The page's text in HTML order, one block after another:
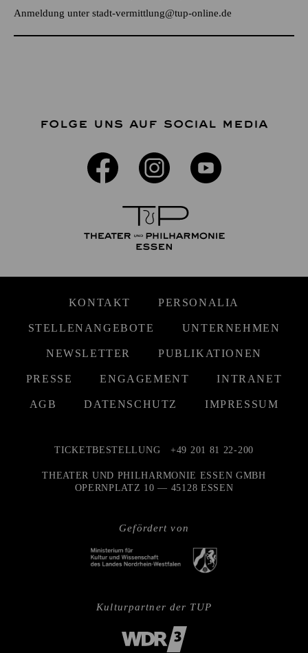
Anmeldung unter stadt-vermittlung@tup-online.de
FOLGE UNS AUF SOCIAL MEDIA
KONTAKT PERSONALIA
STELLENANGEBOTE UNTERNEHMEN
NEWSLETTER PUBLIKATIONEN
PRESSE ENGAGEMENT INTRANET
AGB DATENSCHUTZ IMPRESSUM
Gefördert von
TICKETBESTELLUNG +49 201 81 22-200
THEATER UND PHILHARMONIE ESSEN GMBH
OPERNPLATZ 10 — 45128 ESSEN
Kulturpartner der TUP